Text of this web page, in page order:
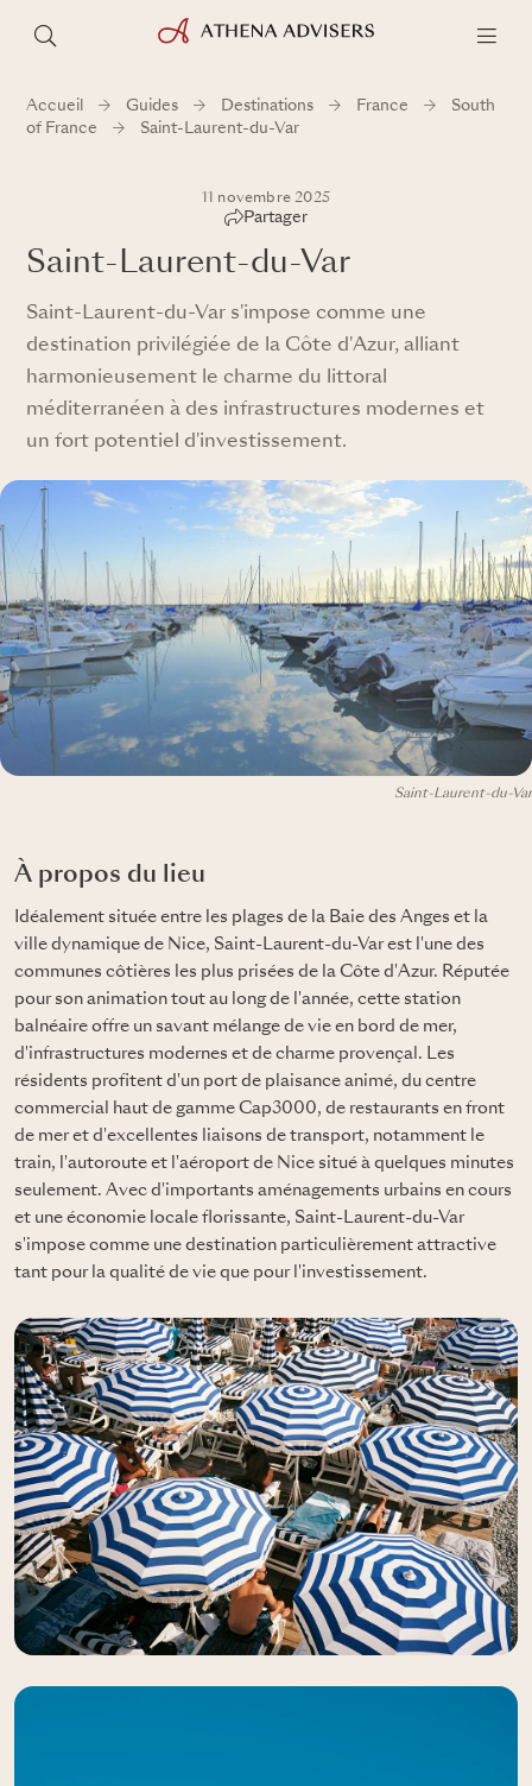
Accueil Guides Destinations France
South
of France
Saint-Laurent-du-Var
11 novembre 2025
Partager
Saint-Laurent-du-Var
Saint-Laurent-du-Var s'impose comme une
destination privilégiée de la Côte d'Azur, alliant
harmonieusement le charme du littoral
méditerranéen à des infrastructures modernes et
un fort potentiel d'investissement.
Saint-Laurent-du-Var
À propos du lieu
Idéalement située entre les plages de la Baie des Anges et la
ville dynamique de Nice, Saint-Laurent-du-Var est l'une des
communes côtières les plus prisées de la Côte d'Azur. Réputée
pour son animation tout au long de l'année, cette station
balnéaire offre un savant mélange de vie en bord de mer,
d'infrastructures modernes et de charme provençal. Les
résidents profitent d'un port de plaisance animé, du centre
commercial haut de gamme Cap3000, de restaurants en front
de mer et d'excellentes liaisons de transport, notamment le
train, l'autoroute et l'aéroport de Nice situé à quelques minutes
seulement. Avec d'importants aménagements urbains en cours
et une économie locale florissante, Saint-Laurent-du-Var
s'impose comme une destination particulièrement attractive
tant pour la qualité de vie que pour l'investissement.